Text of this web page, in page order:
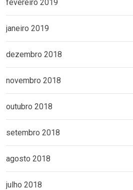
fevereiro 2019
janeiro 2019
dezembro 2018
novembro 2018
outubro 2018
setembro 2018
agosto 2018
julho 2018